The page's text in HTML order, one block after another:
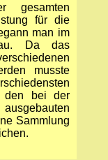
gesamten
für die
man im
Da das
musste
den bei der
Sammlung